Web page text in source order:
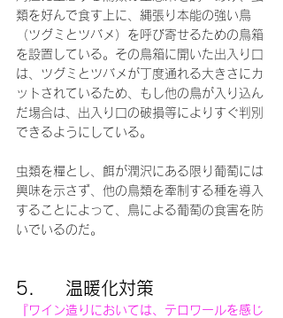
類を好んで食す上に、縄張り本能の強い鳥
（ツグミとツバメ）を呼び寄せるための鳥箱
を設置している。その鳥箱に開いた出入り口
は、ツグミとツバメが丁度通れる大きさにカ
ットされているため、もし他の鳥が入り込ん
だ場合は、出入り口の破損等によりすぐ判別
できるようにしている。
虫類を糧とし、餌が潤沢にある限り葡萄には
興味を示さず、他の鳥類を牽制する種を導入
することによって、鳥による葡萄の食害を防
いでいるのだ。
5.     温暖化対策
『ワイン造りにおいては、テロワールを感じ